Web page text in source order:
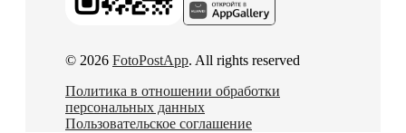
© 2026 FotoPostApp. All rights reserved
Политика в отношении обработки
персональных данных
Пользовательское соглашение